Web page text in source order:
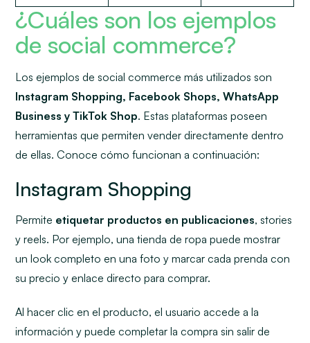
¿Cuáles son los ejemplos
de social commerce?
Los ejemplos desocial commerce más utilizados son
Instagram Shopping, Facebook Shops, WhatsApp
Business y TikTok Shop. Estas plataformas poseen
herramientas que permiten vender directamente dentro
de ellas. Conoce cómo funcionan a continuación:
Instagram Shopping
Permite etiquetar productos en publicaciones,stories
yreels. Por ejemplo, una tienda de ropa puede mostrar
unlookcompleto en una foto y marcar cada prenda con
su precio y enlace directo para comprar.
Al hacer clic en el producto, el usuario accede a la
información y puede completar la compra sin salir de